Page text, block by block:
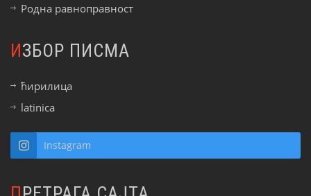
Родна равноправност
ИЗБОР ПИСМА
ћирилица
latinica
Instagram